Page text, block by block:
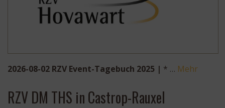
2026-08-02 RZV Event-Tagebuch 2025 | * … Mehr
RZV DM THS in Castrop-Rauxel